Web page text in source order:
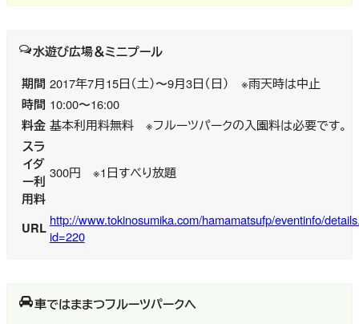
水遊び広場＆ミニプール
期間 2017年7月15日（土）〜9月3日（日） ※雨天時は中止
時間 10:00〜16:00
料金 基本利用料無料 ※フルーツパークの入園料は必要です。
スラ
イダ
ー利
用料
300円 ※1日すべり放題
URL http://www.tokinosumika.com/hamamatsufp/eventinfo/
id=220
車ではままつフルーツパークへ